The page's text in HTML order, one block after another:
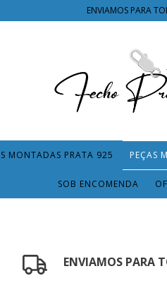
ENVIAMOS PARA
MONTADAS PRATA 925 PEÇAS
SOB ENCOMENDA
ENVIAMOS PARA